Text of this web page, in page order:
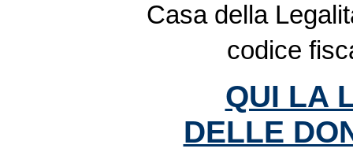
Casa della
codice
QUI LA
DELLE